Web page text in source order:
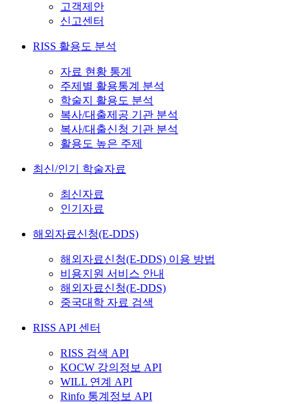
고객제안
신고센터
RISS 활용도 분석
자료 현황 통계
주제별 활용통계 분석
학술지 활용도 분석
복사/대출제공 기관 분석
복사/대출신청 기관 분석
활용도 높은 주제
최신/인기 학술자료
최신자료
인기자료
해외자료신청(E-DDS)
해외자료신청(E-DDS) 이용 방법
비용지원 서비스 안내
해외자료신청(E-DDS)
중국대학 자료 검색
RISS API 센터
RISS 검색 API
KOCW 강의정보 API
WILL 연계 API
Rinfo 통계정보 API